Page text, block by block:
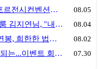
부산컨벤션산업협회, 싱가포르전시컨벤션협회(SACEOS)와 업무협약 체결… 아시아 마이스 협력 확대 08.05
행사기획자 새내기 | 상상이룸 김지연님, "내 맘대로, 내 뜻대로 행사를 만든다 08.04
[팩트체크#02] 행사기획자 연봉, 희한한 법칙~ '첨에는 비실, 3년만 지나면 튼실' 08.02
[팩트체크#01] "취업에 도움되는...이벤트 회사, 어떻게 구분할까?"… 1인당 매출 '3억 원'의 법칙 07.30